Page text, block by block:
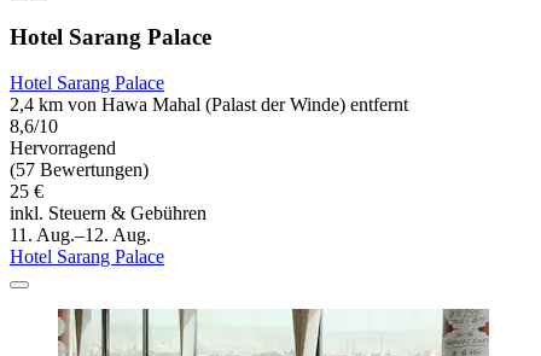
Hotel Sarang Palace
Hotel Sarang Palace
2,4 km von Hawa Mahal (Palast der Winde) entfernt
8,6/10
Hervorragend
(57 Bewertungen)
25 €
inkl. Steuern & Gebühren
11. Aug.–12. Aug.
Hotel Sarang Palace